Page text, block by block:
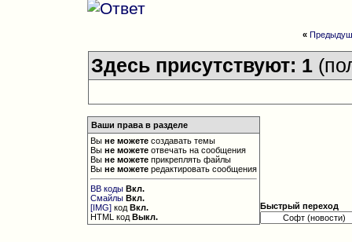
«
Здесь присутствуют: 1
Ваши права в разделе
Выне можете создавать темы
Выне можете отвечать на сообщения
Выне можете прикреплять файлы
Выне можете редактировать сообщения
BB коды Вкл.
Смайлы Вкл.
[IMG] кодВкл.
HTML кодВыкл.
Быстрый переход